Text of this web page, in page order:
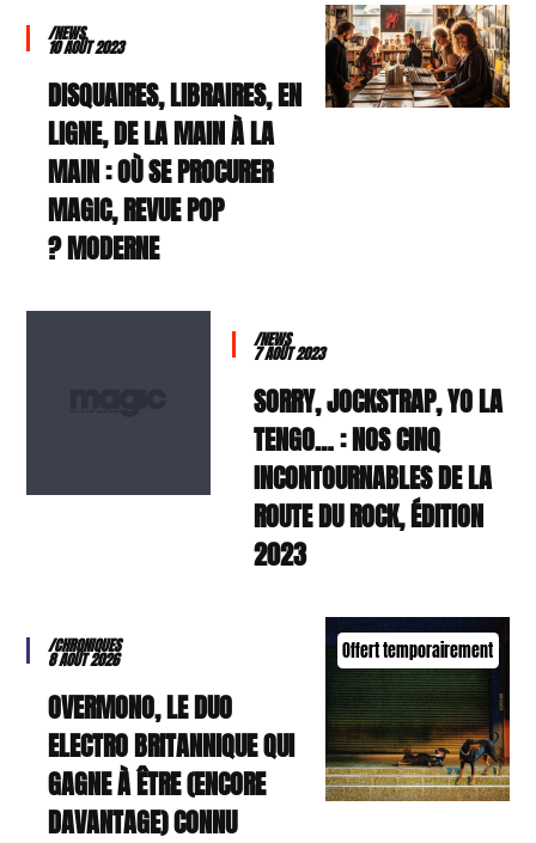
/NEWS
10 AOÛT 2023
DISQUAIRES, LIBRAIRES, EN
LIGNE, DE LA MAIN À LA
MAIN : OÙ SE PROCURER
MAGIC, REVUE POP
MODERNE ?
/NEWS
7 AOÛT 2023
SORRY, JOCKSTRAP, YO LA
TENGO… : NOS CINQ
INCONTOURNABLES DE LA
ROUTE DU ROCK, ÉDITION
2023
Offert temporairement
/CHRONIQUES
8 AOÛT 2026
OVERMONO, LE DUO
ELECTRO BRITANNIQUE QUI
GAGNE À ÊTRE (ENCORE
DAVANTAGE) CONNU